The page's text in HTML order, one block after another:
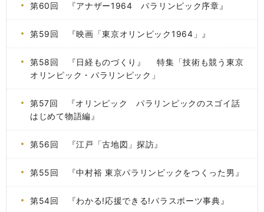
第60回 『アナザー1964 パラリンピック序章』
第59回 『映画「東京オリンピック1964」』
第58回 『日経ものづくり』 特集「技術も競う東京
オリンピック・パラリンピック」
第57回 『オリンピック パラリンピックのスゴイ話
はじめて物語編』
第56回 『江戸「古地図」探訪』
第55回 『中村裕 東京パラリンピックをつくった男』
第54回 『わかる!応援できる!パラスポーツ事典』